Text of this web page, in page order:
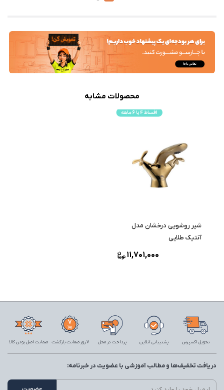
محصولات مشابه
شیر روشویی درخشان مدل
آنتیک طلایی
11,701,000
تحویل اکسپرس پشتیبانی آنلاین پرداخت در محل 7 روز ضمانت بازگشت ضمانت اصل بودن کالا
دریافت تخفیف‌ها و مطالب آموزشی با عضویت در خبرنامه: